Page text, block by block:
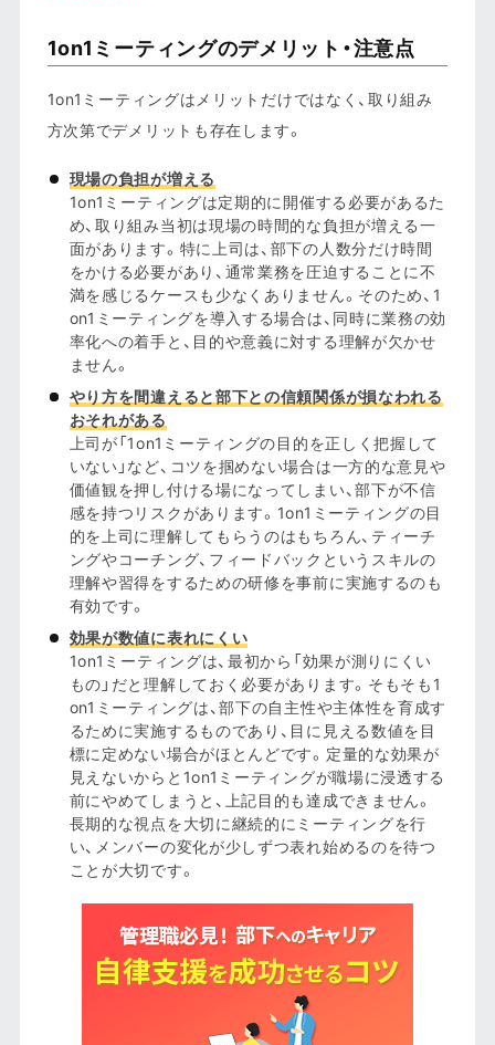
1on1ミーティングのデメリット・注意点
1on1ミーティングはメリットだけではなく、取り組み
方次第でデメリットも存在します。
現場の負担が増える
1on1ミーティングは定期的に開催する必要があるた
め、取り組み当初は現場の時間的な負担が増える一
面があります。特に上司は、部下の人数分だけ時間
をかける必要があり、通常業務を圧迫することに不
満を感じるケースも少なくありません。そのため、1
on1ミーティングを導入する場合は、同時に業務の効
率化への着手と、目的や意義に対する理解が欠かせ
ません。
やり方を間違えると部下との信頼関係が損なわれる
おそれがある
上司が「1on1ミーティングの目的を正しく把握して
いない」など、コツを掴めない場合は一方的な意見や
価値観を押し付ける場になってしまい、部下が不信
感を持つリスクがあります。1on1ミーティングの目
的を上司に理解してもらうのはもちろん、ティーチ
ングやコーチング、フィードバックというスキルの
理解や習得をするための研修を事前に実施するのも
有効です。
効果が数値に表れにくい
1on1ミーティングは、最初から「効果が測りにくい
もの」だと理解しておく必要があります。そもそも1
on1ミーティングは、部下の自主性や主体性を育成す
るために実施するものであり、目に見える数値を目
標に定めない場合がほとんどです。定量的な効果が
見えないからと1on1ミーティングが職場に浸透する
前にやめてしまうと、上記目的も達成できません。
長期的な視点を大切に継続的にミーティングを行
い、メンバーの変化が少しずつ表れ始めるのを待つ
ことが大切です。